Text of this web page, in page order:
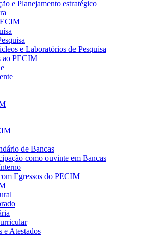
e Planejamento estratégico
e Laboratórios de Pesquisa
ao PECIM
de Bancas
como ouvinte em Bancas
Egressos do PECIM
e Atestados